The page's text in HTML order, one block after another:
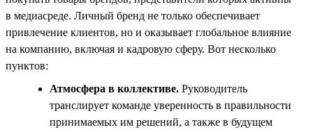
в медиасреде. Личный бренд не только обеспечивает
привлечение клиентов, но и оказывает глобальное влияние
на компанию, включая и кадровую сферу. Вот несколько
пунктов:
Атмосфера в коллективе. Руководитель
транслирует команде уверенность в правильности
принимаемых им решений, а также в будущем